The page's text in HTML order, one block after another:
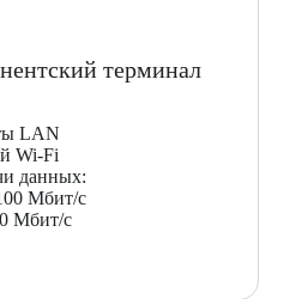
терминал
LAN
Wi-Fi
данных:
Мбит/с
Мбит/с